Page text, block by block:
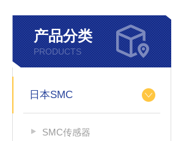
产品分类
PRODUCTS
日本SMC
SMC传感器